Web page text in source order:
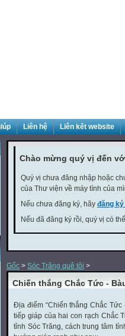
Liên hệ Liên kết website
Chào mừng quý vị đến
Quý vị chưa đăng nhập hoặc
của Thư viện về máy tính của
Nếu chưa đăng ký, hãy đăng
Nếu đã đăng ký rồi, quý vị có
Gốc > Sóc Trăng quê tôi >
Chiến thắng Chắc Tức -
Địa điểm “Chiến thắng Chắc
tiếp giáp của hai con rạch Chắc
tỉnh Sóc Trăng, cách trung tâm